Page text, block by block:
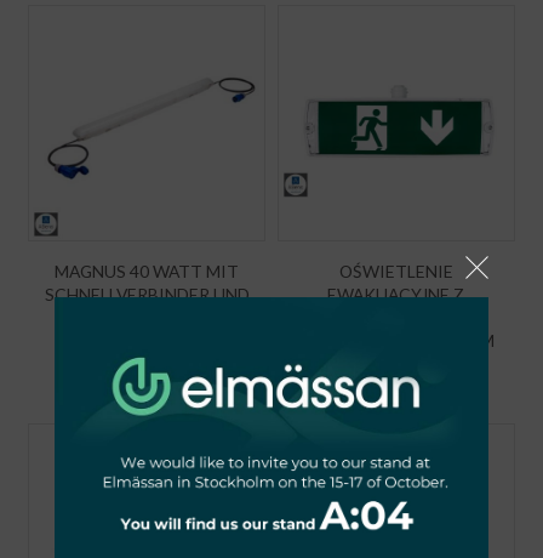
MAGNUS 40 WATT MIT
SCHNELLVERBINDER UND
113,90
OŚWIETLENIE
EWAKUACYJNE Z
KABLA Z PIKTOGRAMEM
€82,58